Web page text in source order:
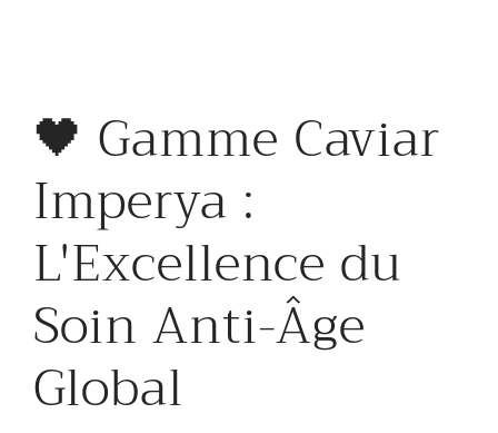
​🖤 Gamme Caviar
Imperya :
L'Excellence du
Soin Anti-Âge
Global